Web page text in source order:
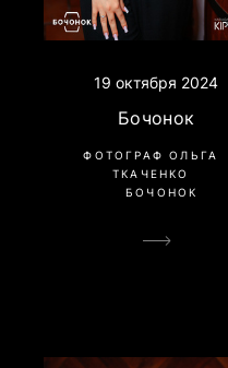
19 октября 2024
Бочонок
ФОТОГРАФ ОЛЬГА
ТКАЧЕНКО
БОЧОНОК